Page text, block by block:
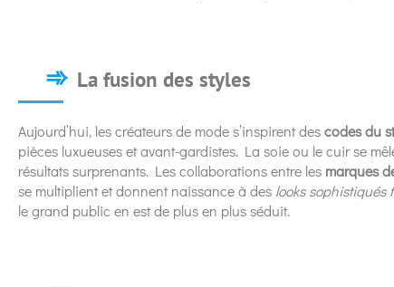
La fusion des styles
Aujourd’hui, les créateurs de mode s’inspirent descodes du
pièces luxueuses et avant-gardistes. La soie ou le cuir se
résultats surprenants. Les collaborations entre les marques
se multiplient et donnent naissance à des looks sophistiqués
le grand public en est de plus en plus séduit.